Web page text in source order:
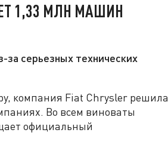
1,33 МЛН МАШИН
за серьезных технических
компания Fiat Chrysler решила
Во всем виноваты
официальный